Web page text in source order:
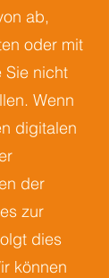
ab,
oder mit
Sie nicht
Wenn
digitalen
der
zur
dies
können